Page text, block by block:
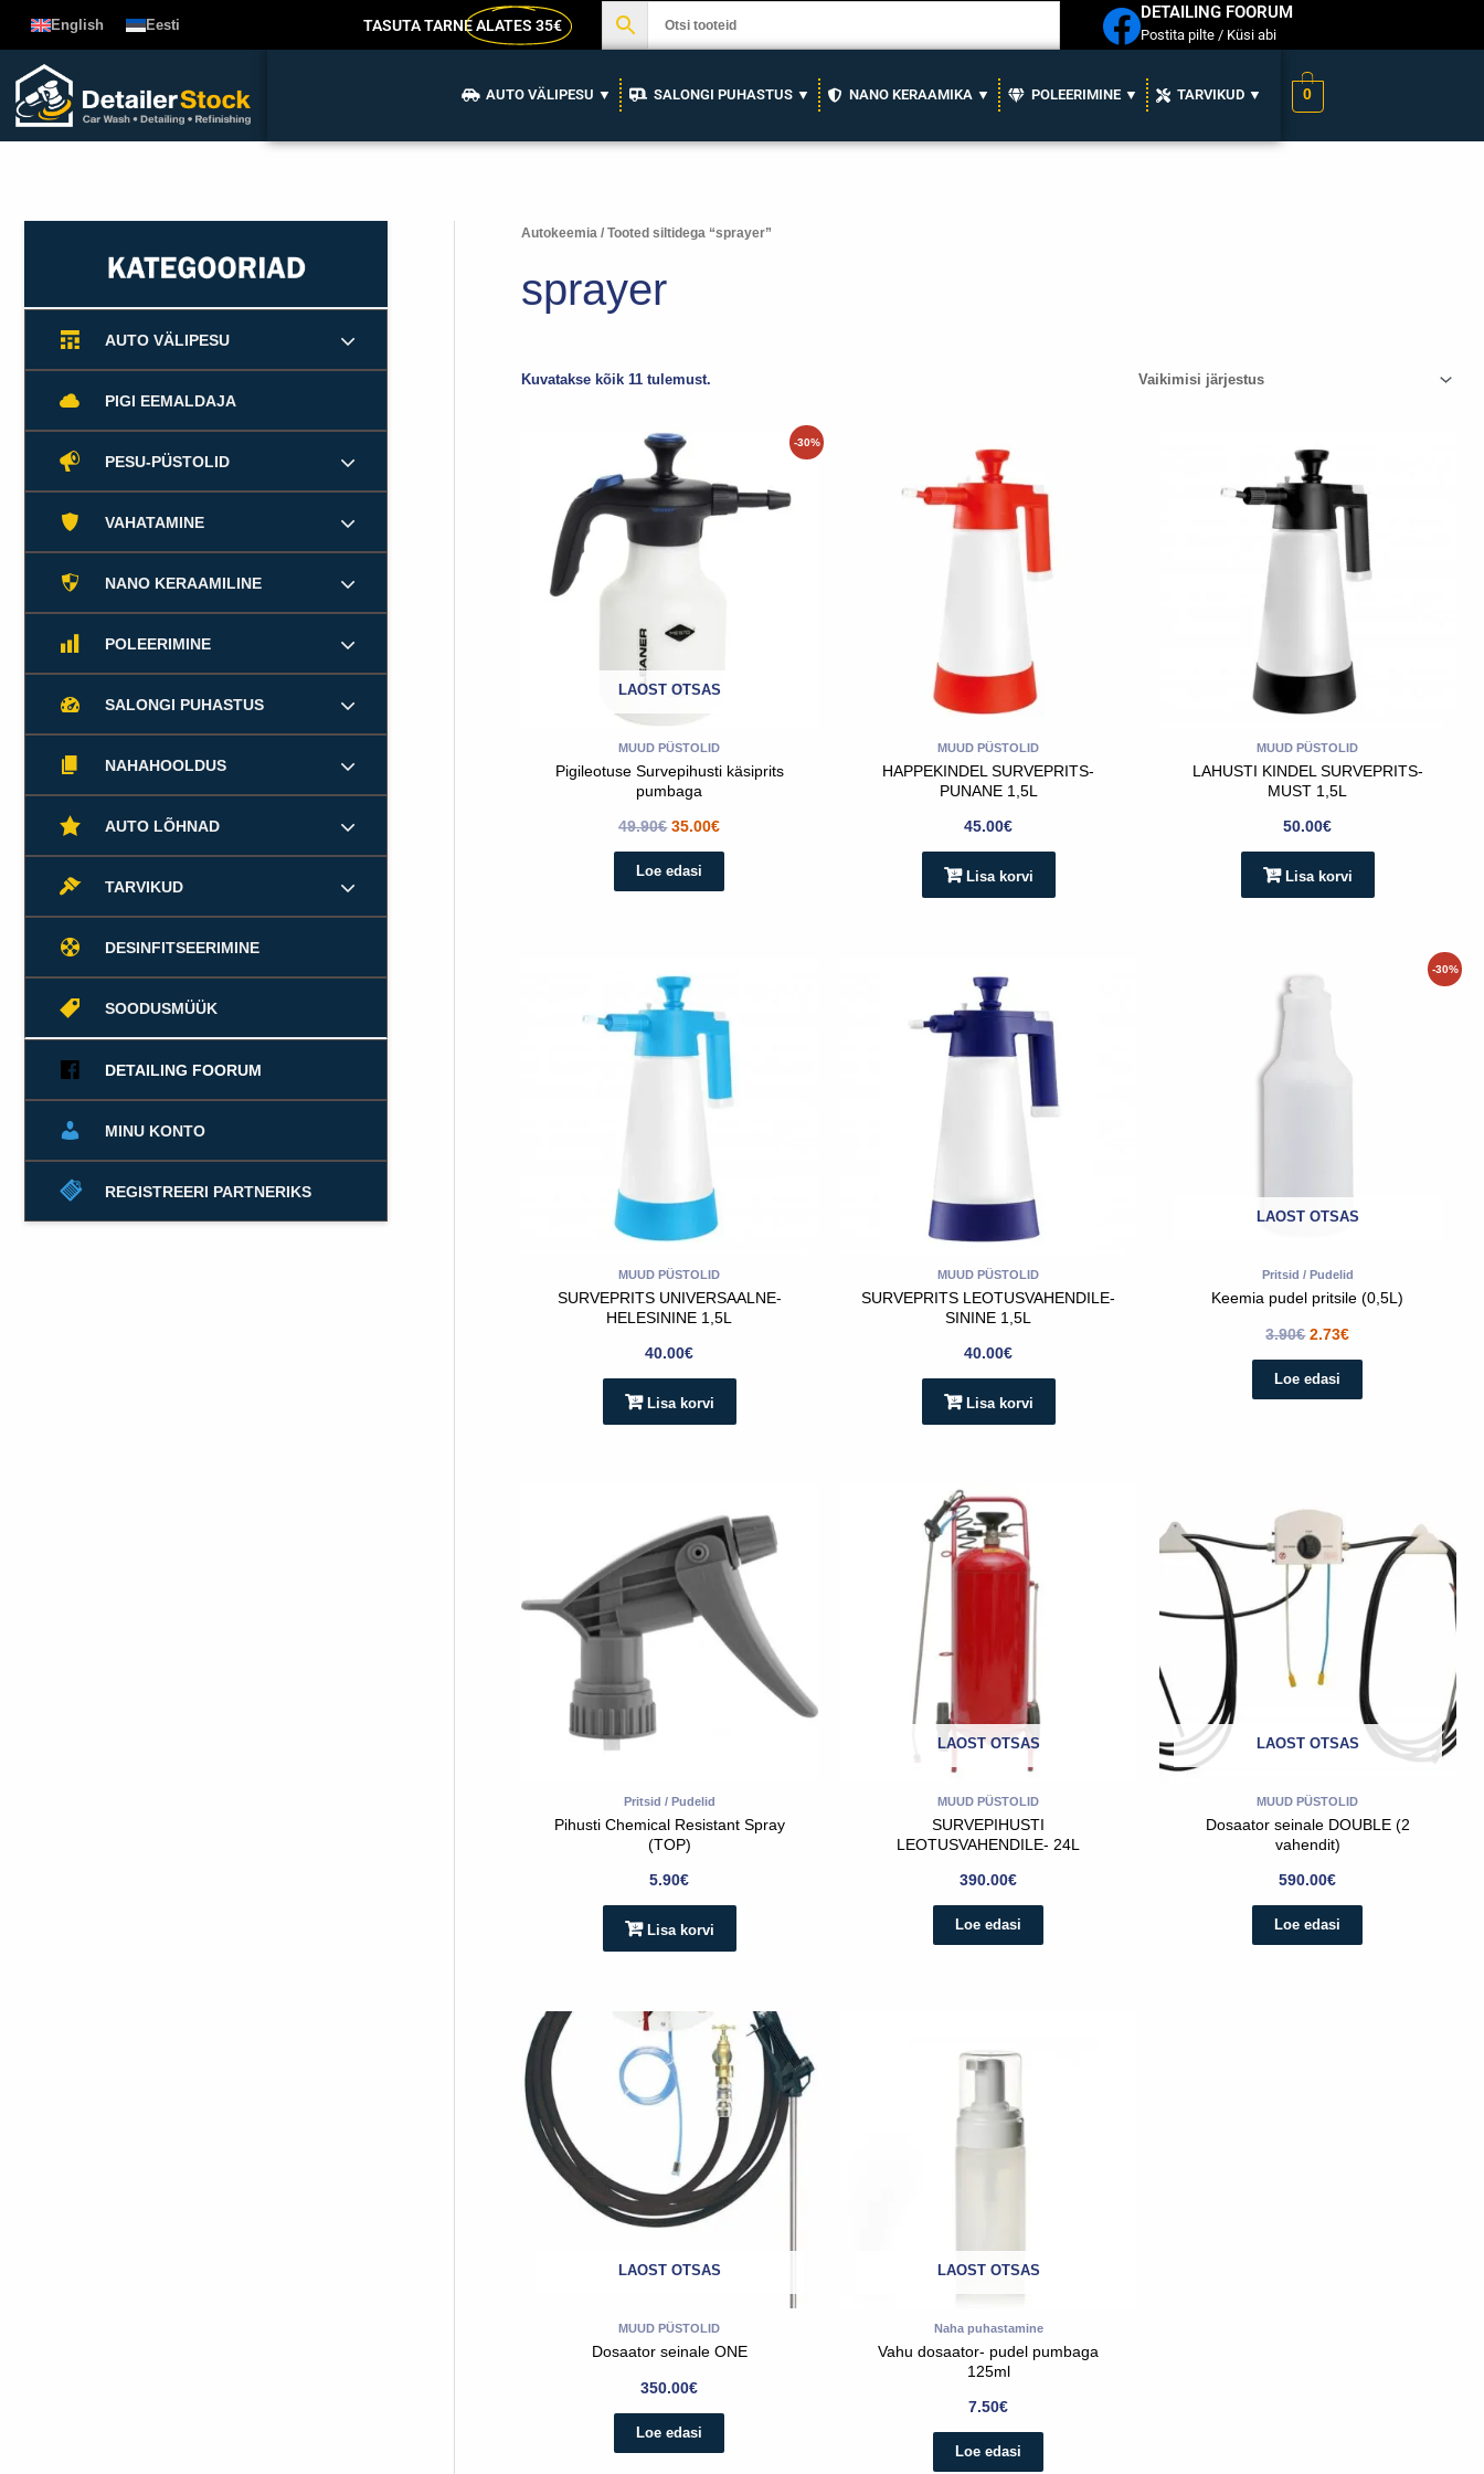
juurde
English Eesti TASUTA TARNEALATES 35€
DETAILING FOORUM
Postita pilte / Küsi abi
AUTO VÄLIPESU ▼ SALONGI PUHASTUS ▼ NANO KERAAMIKA ▼ POLEERIMINE ▼ TARVIKUD ▼ 0
AUTO VÄLIPESU
PIGI EEMALDAJA
PESU-PÜSTOLID
VAHATAMINE
NANO KERAAMILINE
POLEERIMINE
SALONGI PUHASTUS
NAHAHOOLDUS
AUTO LÕHNAD
TARVIKUD
DESINFITSEERIMINE
SOODUSMÜÜK
DETAILING FOORUM
MINU KONTO
REGISTREERI PARTNERIKS
Autokeemia / Tooted siltidega “sprayer”
sprayer
Kuvatakse kõik 11 tulemust.
-30%
LAOST OTSAS
MUUD PÜSTOLID
Pigileotuse Survepihusti käsiprits
pumbaga
49.90€
Algne
hind
oli:
49.90€.
35.00€
Praegune
on:
35.00€.
Loe edasi
MUUD PÜSTOLID
HAPPEKINDEL SURVEPRITS-
PUNANE 1,5L
45.00€
Lisa korvi
MUUD PÜSTOLID
LAHUSTI KINDEL SURVEPRITS-
MUST 1,5L
50.00€
Lisa korvi
MUUD PÜSTOLID
SURVEPRITS UNIVERSAALNE-
HELESININE 1,5L
40.00€
Lisa korvi
MUUD PÜSTOLID
SURVEPRITS LEOTUSVAHENDILE-
SININE 1,5L
40.00€
Lisa korvi
-30%
LAOST OTSAS
Pritsid / Pudelid
Keemia pudel pritsile (0,5L)
3.90€ 2.73€
Loe edasi
Pritsid / Pudelid
Pihusti Chemical Resistant Spray
(TOP)
5.90€
Lisa korvi
LAOST OTSAS
MUUD PÜSTOLID
SURVEPIHUSTI
LEOTUSVAHENDILE- 24L
390.00€
Loe edasi
LAOST OTSAS
MUUD PÜSTOLID
Dosaator seinale DOUBLE (2
vahendit)
590.00€
Loe edasi
LAOST OTSAS
MUUD PÜSTOLID
Dosaator seinale ONE
350.00€
Loe edasi
LAOST OTSAS
Naha puhastamine
Vahu dosaator- pudel pumbaga
125ml
7.50€
Loe edasi